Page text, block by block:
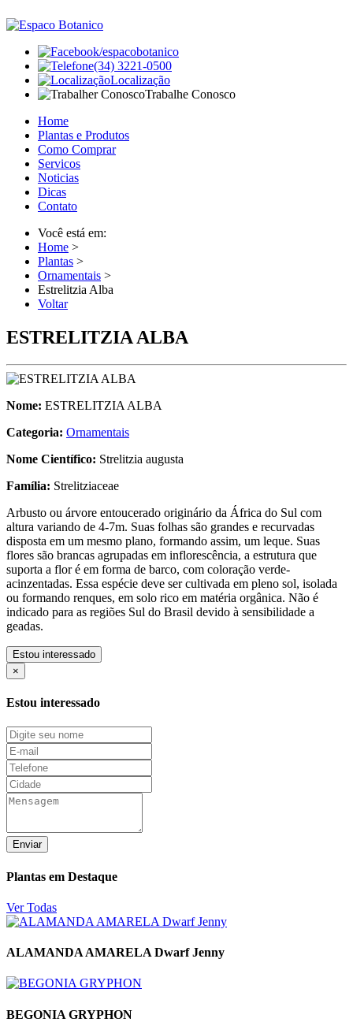
/espacobotanico
(34) 3221-0500
Localização
Trabalhe Conosco
Home
Plantas e Produtos
Como Comprar
Servicos
Noticias
Dicas
Contato
Você está em:
Home >
Plantas >
Ornamentais >
Estrelitzia Alba
Voltar
ESTRELITZIA ALBA
Nome: ESTRELITZIA ALBA
Categoria: Ornamentais
Nome Científico: Strelitzia augusta
Família: Strelitziaceae
Arbusto ou árvore entoucerado originário da África do Sul com
altura variando de 4-7m. Suas folhas são grandes e recurvadas
disposta em um mesmo plano, formando assim, um leque. Suas
flores são brancas agrupadas em inflorescência, a estrutura que
suporta a flor é em forma de barco, com coloração verde-
acinzentadas. Essa espécie deve ser cultivada em pleno sol, isolada
ou formando renques, em solo rico em matéria orgânica. Não é
indicado para as regiões Sul do Brasil devido à sensibilidade a
geadas.
Estou interessado
×
Estou interessado
Enviar
Plantas em Destaque
Ver Todas
ALAMANDA AMARELA Dwarf Jenny
BEGONIA GRYPHON